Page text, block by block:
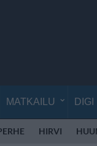
MATKAILU DIGI
HIRVI